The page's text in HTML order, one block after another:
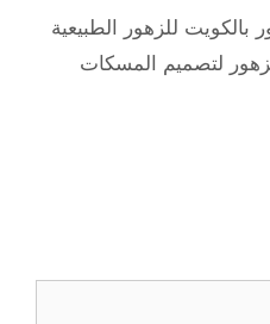
بالكويت للزهور الطبيعية
لتصميم المسكات